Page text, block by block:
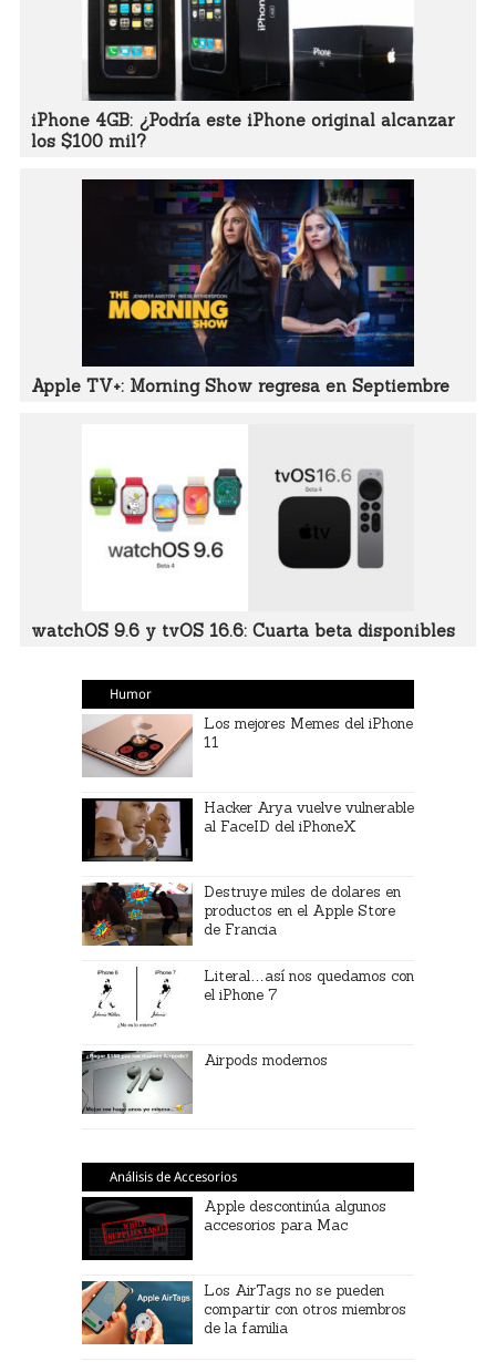
iPhone 4GB: ¿Podría este iPhone original alcanzar
los $100 mil?
Apple TV+: Morning Show regresa en Septiembre
watchOS 9.6 y tvOS 16.6: Cuarta beta disponibles
Humor
Los mejores Memes del iPhone
11
Hacker Arya vuelve vulnerable
al FaceID del iPhoneX
Destruye miles de dolares en
productos en el Apple Store
de Francia
Literal…así nos quedamos con
el iPhone 7
Airpods modernos
Análisis de Accesorios
Apple descontinúa algunos
accesorios para Mac
Los AirTags no se pueden
compartir con otros miembros
de la familia